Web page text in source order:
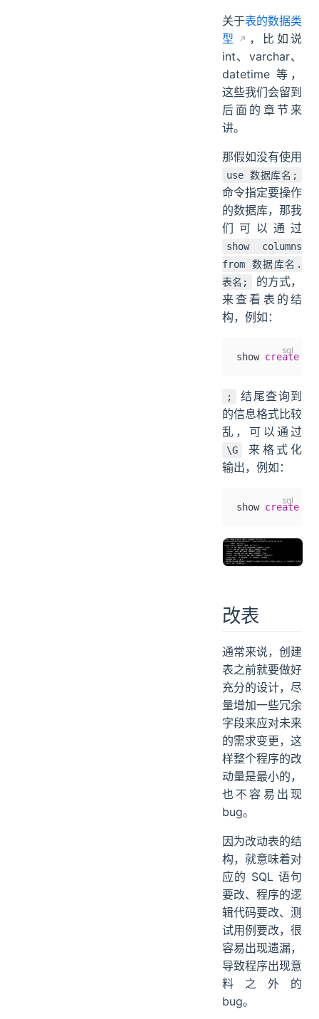
关于表的数据类
型
，比如说
int、varchar、
datetime 等，
这些我们会留到
后面的章节来
讲。
那假如没有使用
use 数据库名;
命令指定要操作
的数据库，那我
们可以通过
show columns
from 数据库名.
表名;
的方式，
来查看表的结
构，例如：
show create
;
结尾查询到
的信息格式比较
乱，可以通过
\G
来格式化
输出，例如：
show create
改表
通常来说，创建
表之前就要做好
充分的设计，尽
量增加一些冗余
字段来应对未来
的需求变更，这
样整个程序的改
动量是最小的，
也不容易出现
bug。
因为改动表的结
构，就意味着对
应的 SQL 语句
要改、程序的逻
辑代码要改、测
试用例要改，很
容易出现遗漏，
导致程序出现意
料之外的
bug。